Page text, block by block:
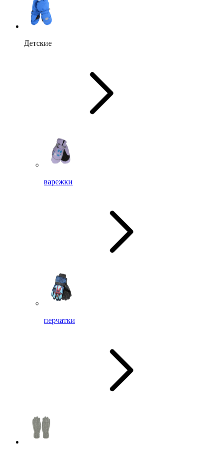
Детские
варежки
перчатки